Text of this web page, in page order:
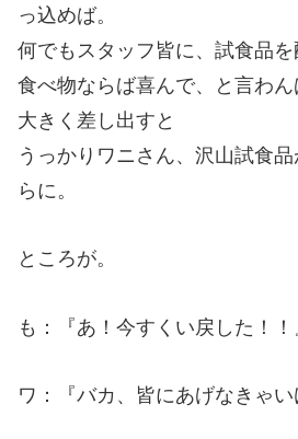
っ込めば。
何でもスタッフ皆に、試食品を
食べ物ならば喜んで、と言わ
大きく差し出すと
うっかりワニさん、沢山試食
らに。
ところが。
も：『あ！今すくい戻した！！
ワ：『バカ、皆にあげなきゃい